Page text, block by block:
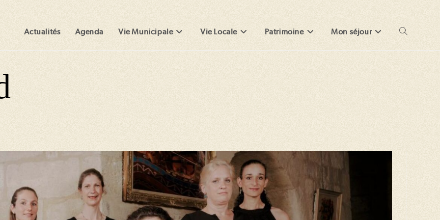
Actualités Agenda Vie Municipale Vie Locale Patrimoine Mon séjour Toggle